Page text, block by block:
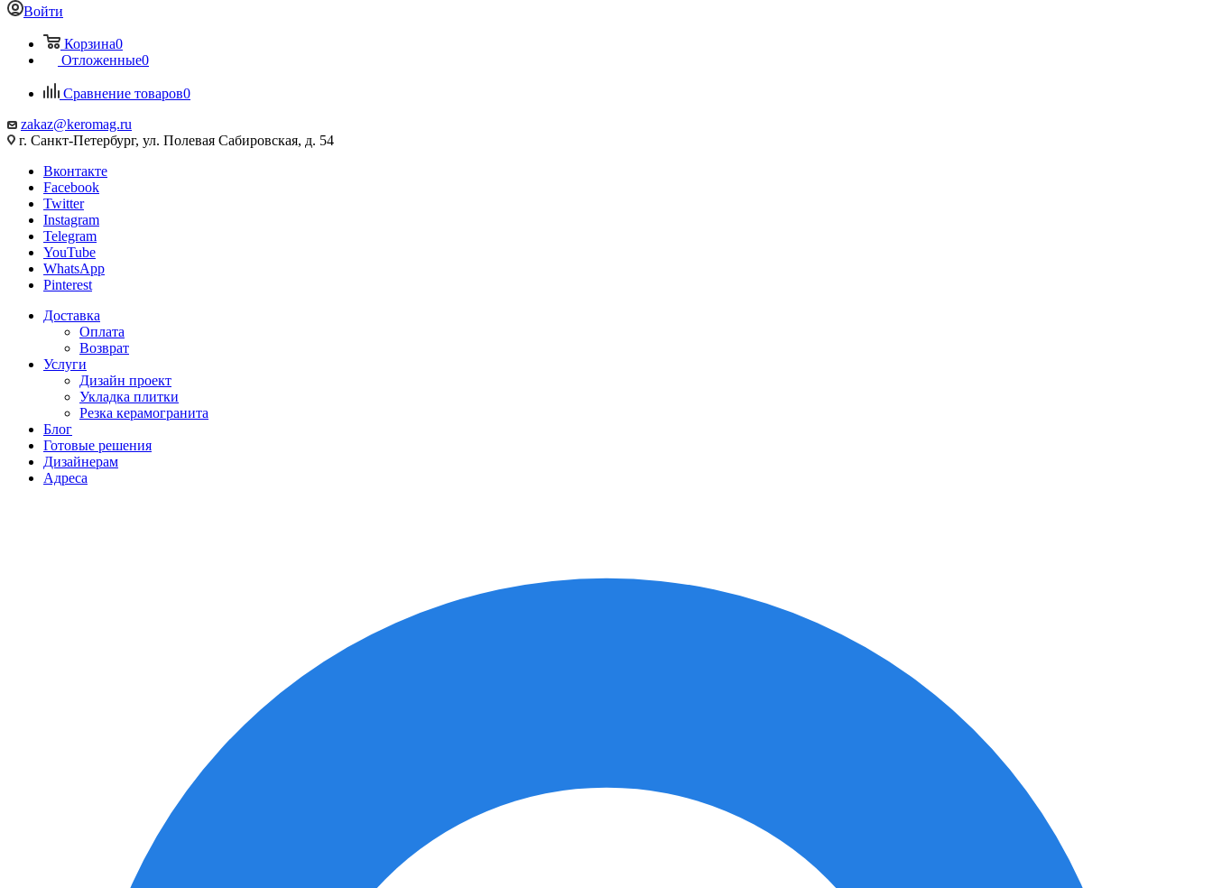
Войти
Корзина0
Отложенные0
Сравнение товаров0
zakaz@keromag.ru
г. Санкт-Петербург, ул. Полевая Сабировская, д. 54
Вконтакте
Facebook
Twitter
Instagram
Telegram
YouTube
WhatsApp
Pinterest
Доставка
Оплата
Возврат
Услуги
Дизайн проект
Укладка плитки
Резка керамогранита
Блог
Готовые решения
Дизайнерам
Адреса